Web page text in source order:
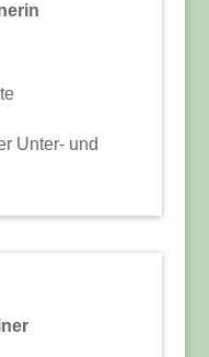
Unter- und